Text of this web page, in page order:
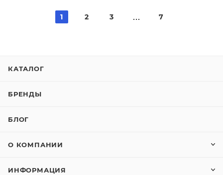
1 2 3 7
КАТАЛОГ
БРЕНДЫ
БЛОГ
О КОМПАНИИ
ИНФОРМАЦИЯ